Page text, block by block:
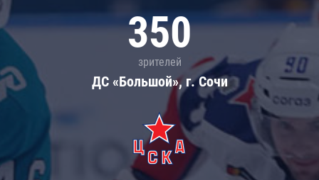
350
зрителей
ДС «Большой», г. Сочи